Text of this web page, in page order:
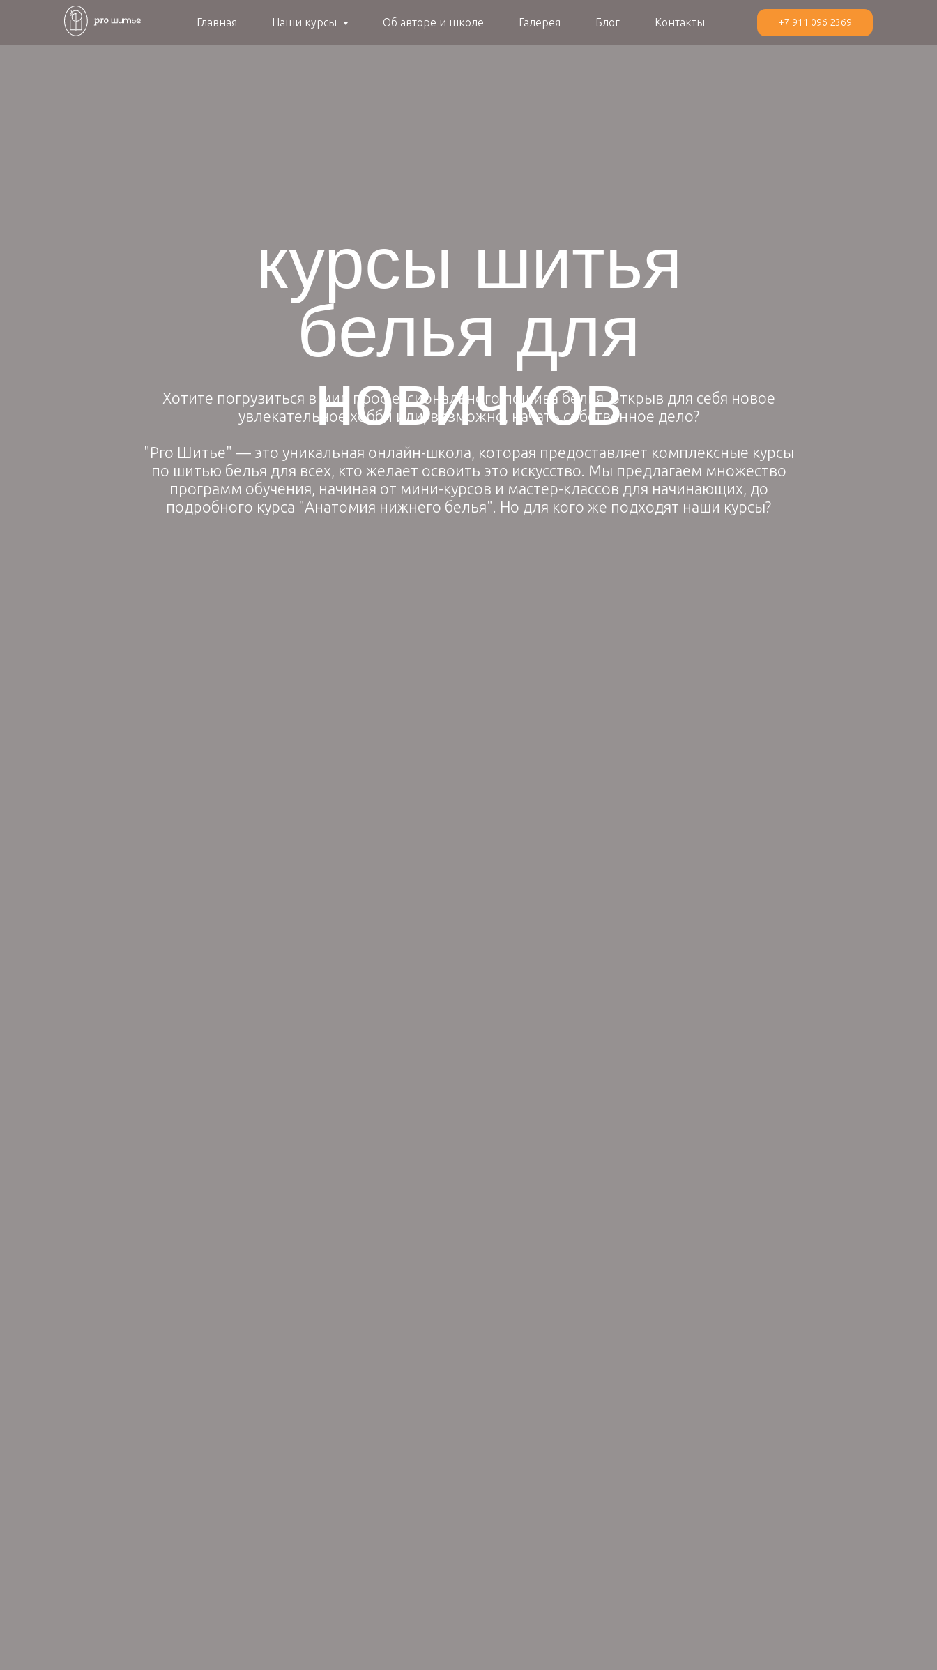
Главная Наши курсы Об авторе и школе Галерея Блог Контакты +7 911 096 2369
курсы шитья
белья для
новичков
Хотите погрузиться в мир профессионального пошива белья, открыв для себя новое
увлекательное хобби или, возможно, начать собственное дело?
"Pro Шитье" — это уникальная онлайн-школа, которая предоставляет комплексные курсы
по шитью белья для всех, кто желает освоить это искусство. Мы предлагаем множество
программ обучения, начиная от мини-курсов и мастер-классов для начинающих, до
подробного курса "Анатомия нижнего белья". Но для кого же подходят наши курсы?